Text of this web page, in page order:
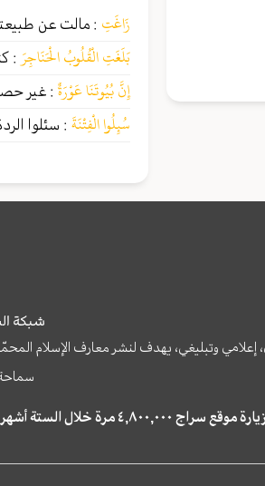
زَاغَتِ : مالت عن
بَلَغَتِ الْقُلُوبُ الْحَنَاجِرَ :
إِنَّ بُيُوتَنَا عَوْرَةٌ : غير
سُئِلُوا الْفِتْنَةَ : سئلوا
شبكة
إعلامي وتبليغي، يهدف لنشر معارف الإسلام
خلال الستة أشهر الماضية، كما ظهر في نتائج البحث في محركات البحث٢٢,٢٩٠,٠٠٠ مرّة.